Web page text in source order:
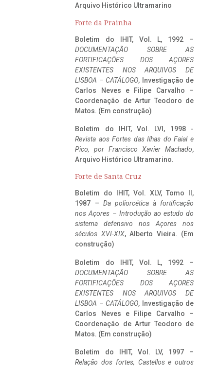
Arquivo Histórico Ultramarino
Forte da Prainha
Boletim do IHIT, Vol. L, 1992 –
DOCUMENTAÇÃO SOBRE AS
FORTIFICAÇÕES DOS AÇORES
EXISTENTES NOS ARQUIVOS DE
LISBOA – CATÁLOGO, Investigação de
Carlos Neves e Filipe Carvalho –
Coordenação de Artur Teodoro de
Matos. (Em construção)
Boletim do IHIT, Vol. LVI, 1998 -
Revista aos Fortes das Ilhas do Faial e
Pico, por Francisco Xavier Machado,
Arquivo Histórico Ultramarino.
Forte de Santa Cruz
Boletim do IHIT, Vol. XLV, Tomo II,
1987 – Da poliorcética à fortificação
nos Açores – Introdução ao estudo do
sistema defensivo nos Açores nos
séculos XVI-XIX, Alberto Vieira. (Em
construção)
Boletim do IHIT, Vol. L, 1992 –
DOCUMENTAÇÃO SOBRE AS
FORTIFICAÇÕES DOS AÇORES
EXISTENTES NOS ARQUIVOS DE
LISBOA – CATÁLOGO, Investigação de
Carlos Neves e Filipe Carvalho –
Coordenação de Artur Teodoro de
Matos. (Em construção)
Boletim do IHIT, Vol. LV, 1997 –
Relação dos fortes, Castellos e outros